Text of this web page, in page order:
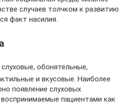
случаев толчком к развитию
факт насилия.
обонятельные,
и вкусовые. Наиболее
появление слуховых
пациентами как